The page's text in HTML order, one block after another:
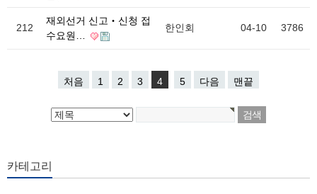
212
재외선거 신고‧신청 접
수요원…
한인회 04-10 3786
처음 1 2 3 4 5 다음 맨끝
카테고리